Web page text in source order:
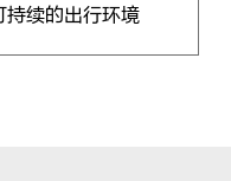
持续的出行环境